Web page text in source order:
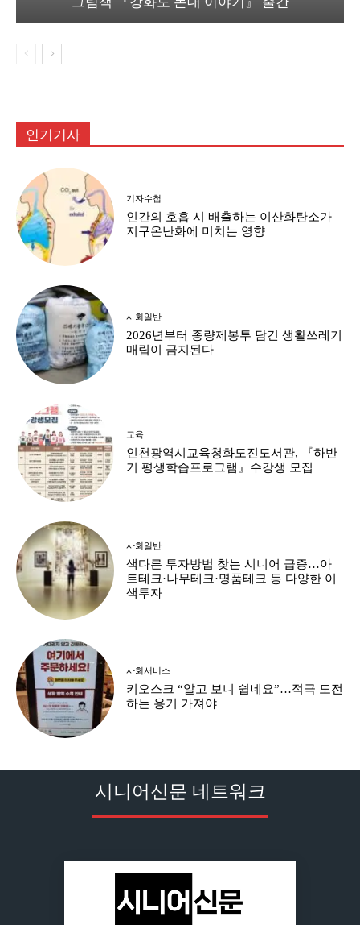
인기기사
기자수첩
인간의 호흡 시 배출하는 이산화탄소가
지구온난화에 미치는 영향
사회일반
2026년부터 종량제봉투 담긴 생활쓰레기
매립이 금지된다
교육
인천광역시교육청화도진도서관, 『하반
기 평생학습프로그램』수강생 모집
사회일반
색다른 투자방법 찾는 시니어 급증…아
트테크·나무테크·명품테크 등 다양한 이
색투자
사회서비스
키오스크 “알고 보니 쉽네요”…적극 도전
하는 용기 가져야
시니어신문 네트워크